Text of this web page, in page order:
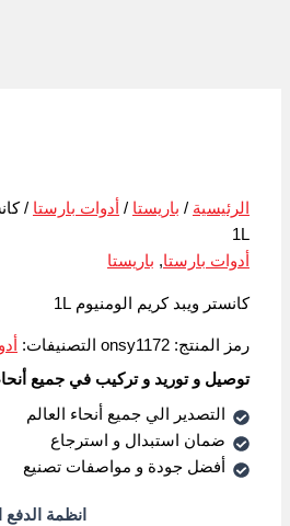
الرئيسية / باريستا / أدوات بارستا /
1L
أدوات بارستا, باريستا
كانستر ويبد كريم الومنيوم 1L
رمز المنتج:onsy1172 التصنيفات:
توصيل و توريد و تركيب في جميع
التصدير الي جميع أنحاء العالم
ضمان استبدال و استرجاع
أفضل جودة و مواصفات تصنيع
انظمة الدفع